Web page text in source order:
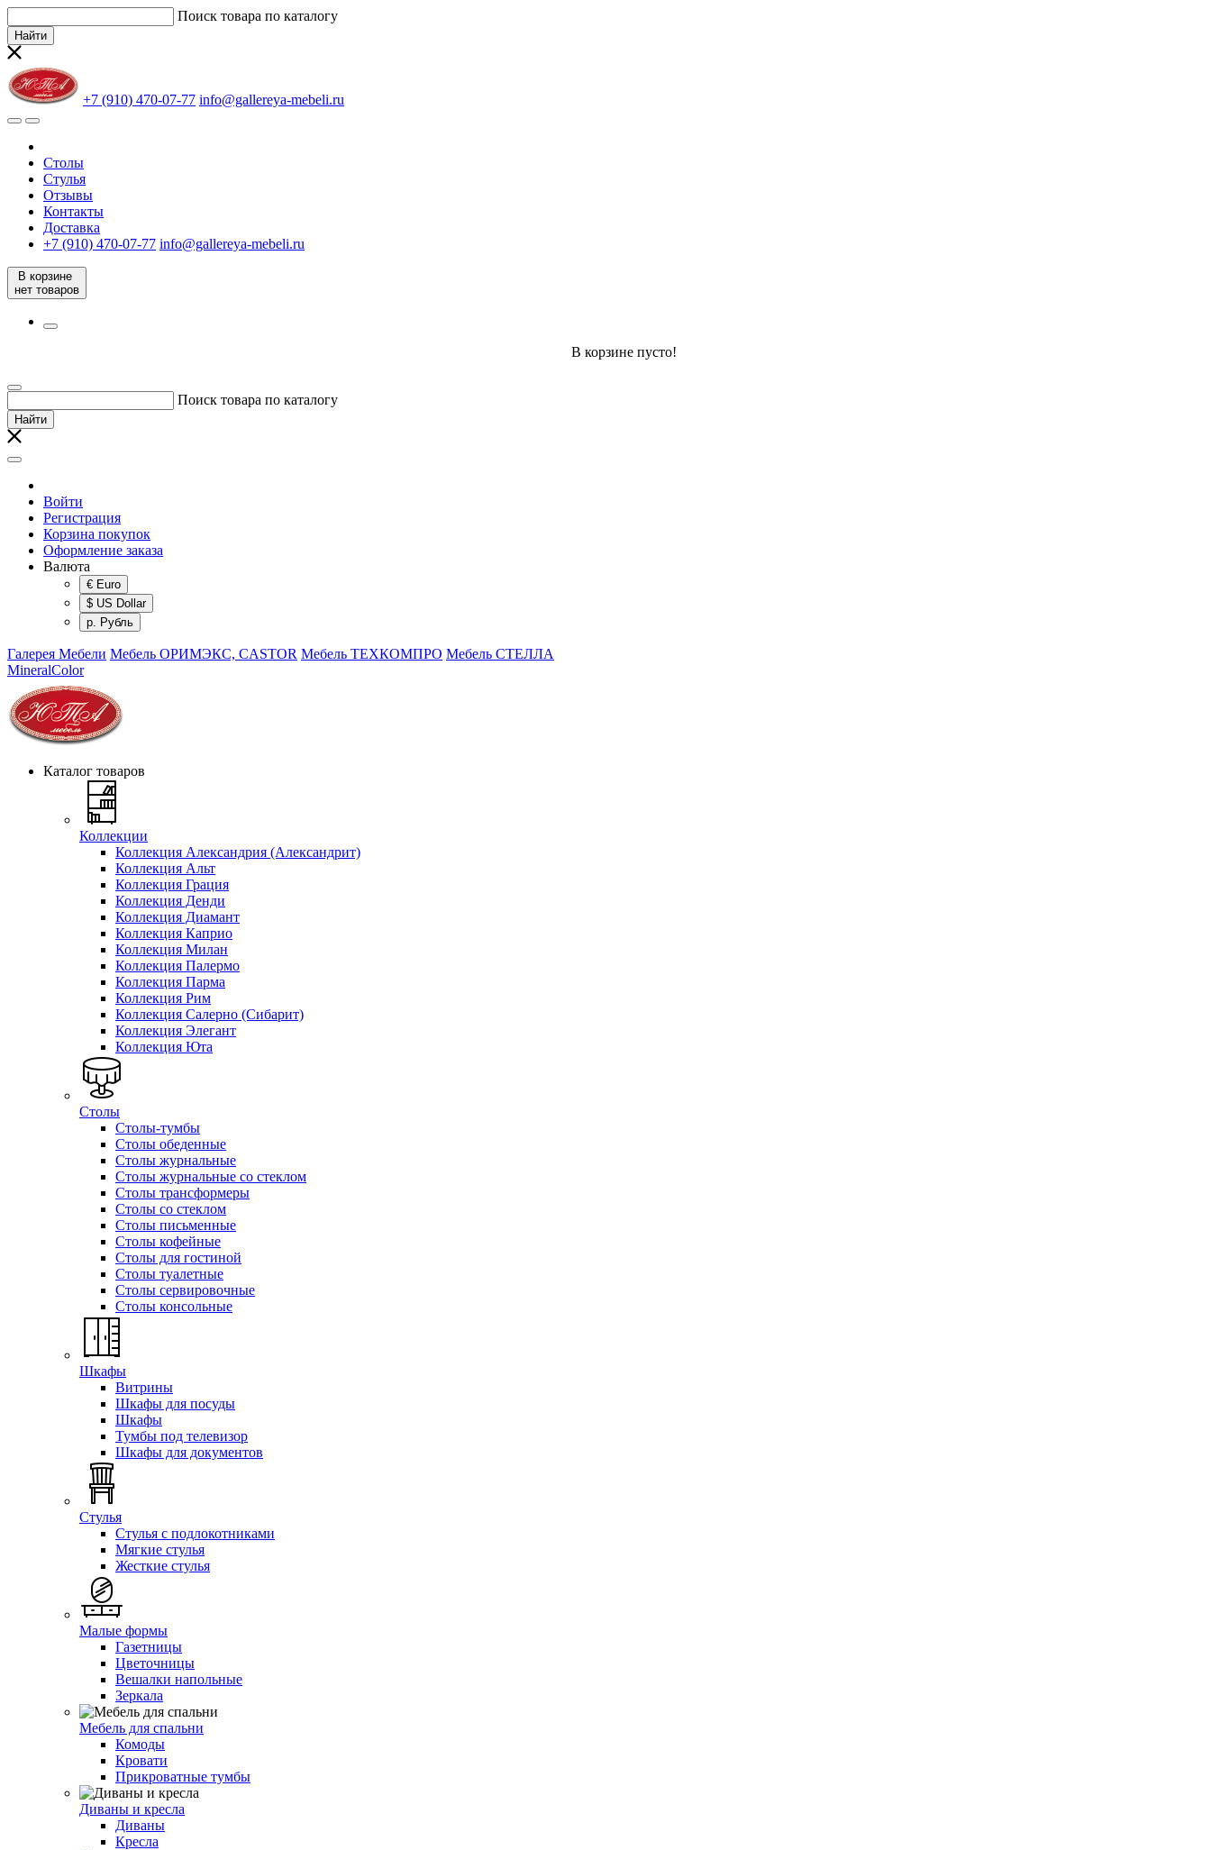
Поиск товара по каталогу
Найти
+7 (910) 470-07-77 info@gallereya-mebeli.ru
Столы
Стулья
Отзывы
Контакты
Доставка
+7 (910) 470-07-77 info@gallereya-mebeli.ru
В корзине
нет товаров
В корзине пусто!
Поиск товара по каталогу
Найти
Войти
Регистрация
Корзина покупок
Оформление заказа
Валюта
€ Euro
$ US Dollar
р. Рубль
Галерея Мебели Мебель ОРИМЭКС, CASTOR Мебель ТЕХКОМПРО Мебель СТЕЛЛА
MineralColor
Каталог товаров
Коллекции
Коллекция Александрия (Александрит)
Коллекция Альт
Коллекция Грация
Коллекция Денди
Коллекция Диамант
Коллекция Каприо
Коллекция Милан
Коллекция Палермо
Коллекция Парма
Коллекция Рим
Коллекция Салерно (Сибарит)
Коллекция Элегант
Коллекция Юта
Столы
Столы-тумбы
Столы обеденные
Столы журнальные
Столы журнальные со стеклом
Столы трансформеры
Столы со стеклом
Столы письменные
Столы кофейные
Столы для гостиной
Столы туалетные
Столы сервировочные
Столы консольные
Шкафы
Витрины
Шкафы для посуды
Шкафы
Тумбы под телевизор
Шкафы для документов
Стулья
Стулья с подлокотниками
Мягкие стулья
Жесткие стулья
Малые формы
Газетницы
Цветочницы
Вешалки напольные
Зеркала
Мебель для спальни
Комоды
Кровати
Прикроватные тумбы
Диваны и кресла
Диваны
Кресла